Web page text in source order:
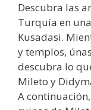
Descubra las
Turquía en
Kusadasi.
y templos,
descubra lo
Mileto y
A